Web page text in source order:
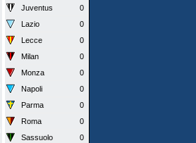
Juventus
0
Lazio
0
Lecce
0
Milan
0
Monza
0
Napoli
0
Parma
0
Roma
0
Sassuolo
0